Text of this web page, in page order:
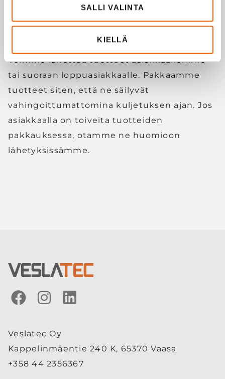
SALLI VALINTA
KIELLÄ
kokoonpanon kannalta fiksumman tavan
suunnitella tuote, ehdotamme sitä
Voimme lähettää tuotteet asiakkaallemme
tai suoraan loppuasiakkaalle. Pakkaamme
tuotteet siten, että ne säilyvät
vahingoittumattomina kuljetuksen ajan. Jos
asiakkaalla on toiveita tuotteiden
pakkauksessa, otamme ne huomioon
lähetyksissämme.
Veslatec Oy
Kappelinmäentie 240 K, 65370 Vaasa
+358 44 2356367